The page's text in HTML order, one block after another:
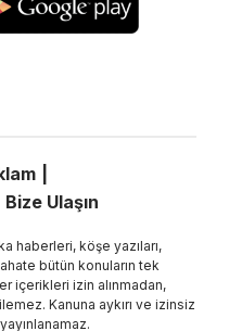
Bize Ulaşın
haberleri, köşe yazıları,
bütün konuların tek
içerikleri izin alınmadan,
Kanuna aykırı ve izinsiz